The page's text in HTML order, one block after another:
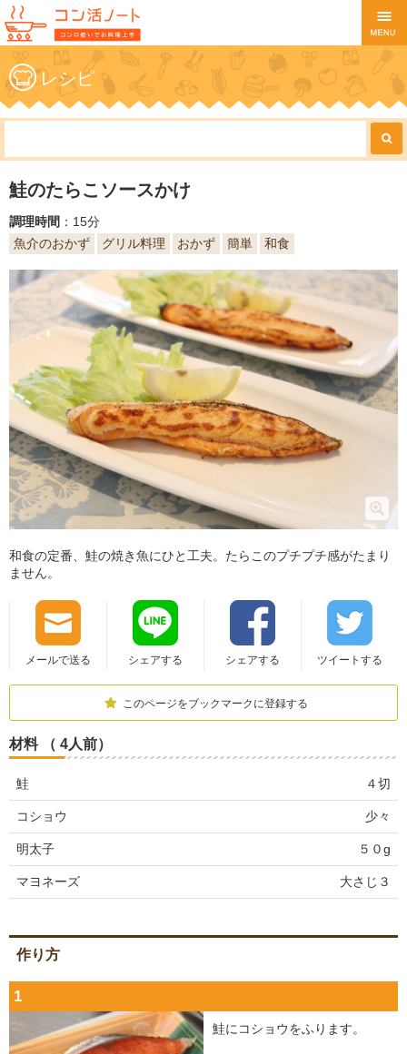
レシピ
鮭のたらこソースかけ
調理時間 ：15分
魚介のおかず
グリル料理 おかず 簡単 和食
和食の定番、鮭の焼き魚にひと工夫。たらこのプチプチ感がたまり
ません。
メールで送る シェアする シェアする ツイートする
このページをブックマークに登録する
材料 （ 4人前）
鮭 ４切
コショウ 少々
明太子 ５０g
マヨネーズ 大さじ３
作り方
1
鮭にコショウをふります。